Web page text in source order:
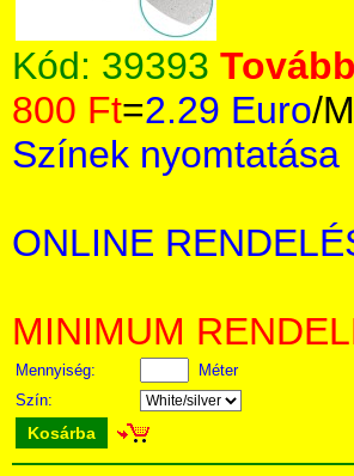
Kód: 39393
800 Ft=2.29 Euro/
Színek nyomtatása
ONLINE
MINIMUM
Mennyiség:
Méter
Szín:
Kosárba